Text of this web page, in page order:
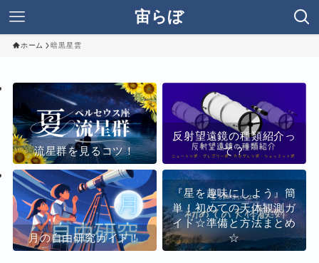
宙らぼ
ホーム 暗黒星雲
流星群を見るコツ！
反射望遠鏡の種類紹介っ
て？
月の自由研究ガイド！
『星を趣味にしよう』簡
単！初めての天体観測ガ
イド☆準備と方法まとめ
☆